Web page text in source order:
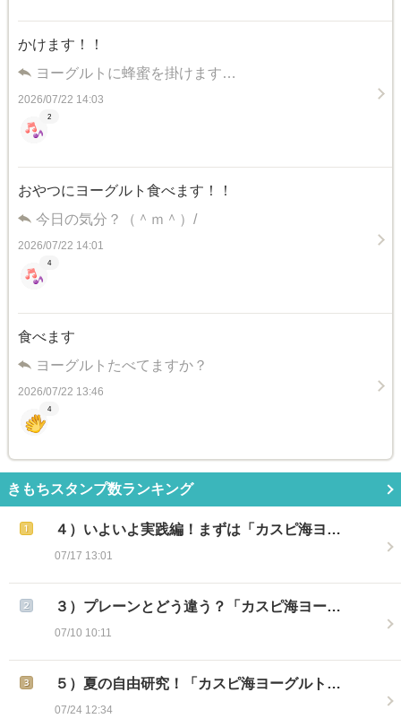
かけます！！
ヨーグルトに蜂蜜を掛けます…
2026/07/22 14:03
2
おやつにヨーグルト食べます！！
今日の気分？（＾ｍ＾）/
2026/07/22 14:01
4
食べます
ヨーグルトたべてますか？
2026/07/22 13:46
4
きもちスタンプ数ランキング
４）いよいよ実践編！まずは「カスピ海ヨ…
07/17 13:01
３）プレーンとどう違う？「カスピ海ヨー…
07/10 10:11
５）夏の自由研究！「カスピ海ヨーグルト…
07/24 12:34